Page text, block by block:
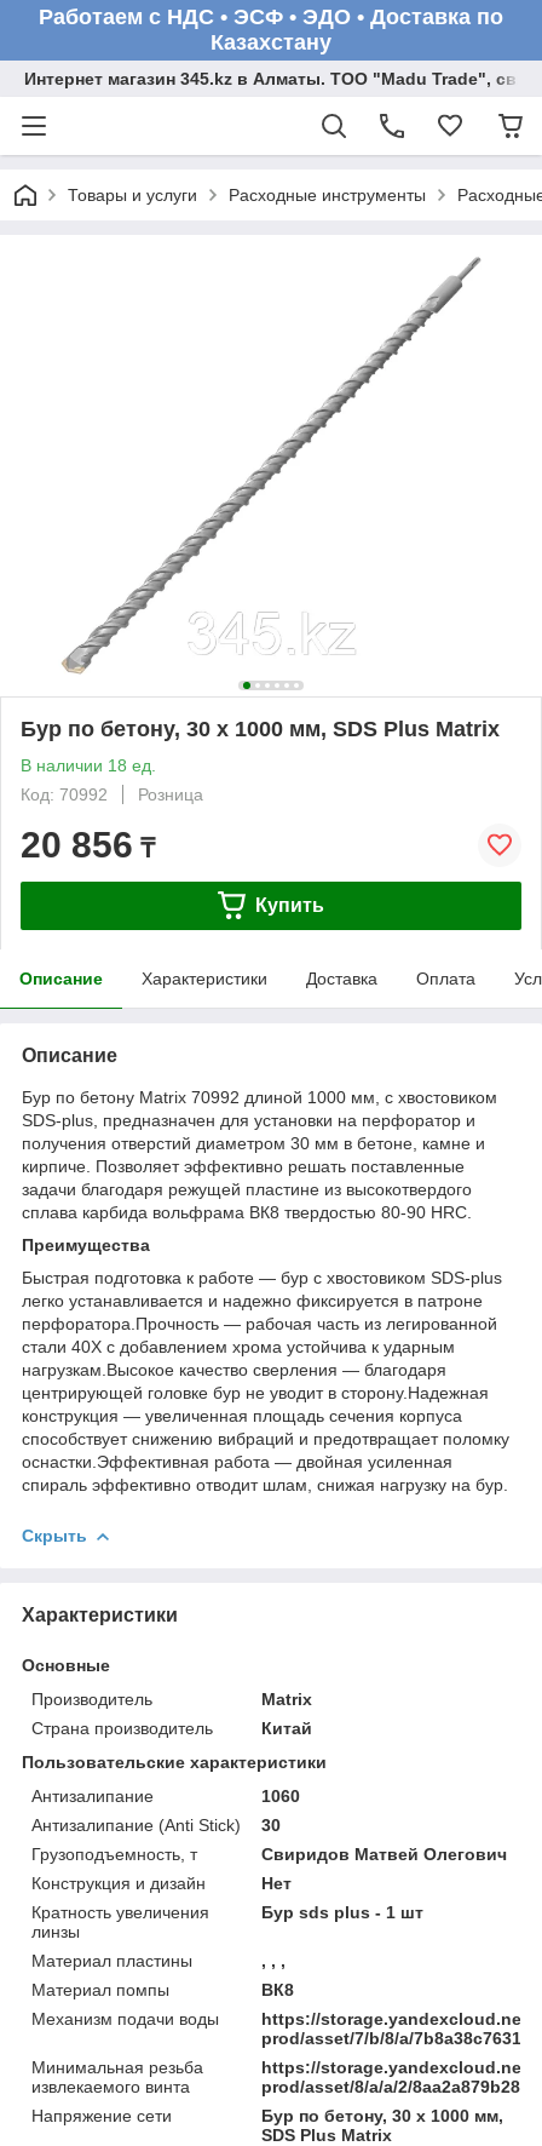
Работаем с НДС • ЭСФ • ЭДО • Доставка по
Казахстану
Интернет магазин 345.kz в Алматы. ТОО "Madu Trade",
Товары и услуги Расходные инструменты
Бур по бетону, 30 x 1000 мм, SDS Plus Matrix
В наличии 18 ед.
Код: 70992
Розница
20 856 ₸
Купить
Описание Характеристики Доставка Оплата
Описание
Бур по бетону Matrix 70992 длиной 1000 мм, с хвостовиком
SDS-plus, предназначен для установки на перфоратор и
получения отверстий диаметром 30 мм в бетоне, камне и
кирпиче. Позволяет эффективно решать поставленные
задачи благодаря режущей пластине из высокотвердого
сплава карбида вольфрама ВК8 твердостью 80-90 HRC.
Преимущества
Быстрая подготовка к работе — бур с хвостовиком SDS-plus
легко устанавливается и надежно фиксируется в патроне
перфоратора.Прочность — рабочая часть из легированной
стали 40Х с добавлением хрома устойчива к ударным
нагрузкам.Высокое качество сверления — благодаря
центрирующей головке бур не уводит в сторону.Надежная
конструкция — увеличенная площадь сечения корпуса
способствует снижению вибраций и предотвращает поломку
оснастки.Эффективная работа — двойная усиленная
спираль эффективно отводит шлам, снижая нагрузку на бур.
Скрыть
Характеристики
Основные
Производитель
Matrix
Страна производитель
Китай
Пользовательские характеристики
Антизалипание
1060
Антизалипание (Anti Stick)
30
Грузоподъемность, т
Свиридов Матвей Олегович
Конструкция и дизайн
Нет
Кратность увеличения
линзы
Бур sds plus - 1 шт
Материал пластины
, , ,
Материал помпы
ВК8
Механизм подачи воды
https://storage.yandexcloud.net/
prod/asset/7/b/8/a/
Минимальная резьба
извлекаемого винта
https://storage.yandexcloud.net/
prod/asset/8/a/a/2/
Напряжение сети
Бур по бетону, 30 x 1000 мм,
SDS Plus Matrix